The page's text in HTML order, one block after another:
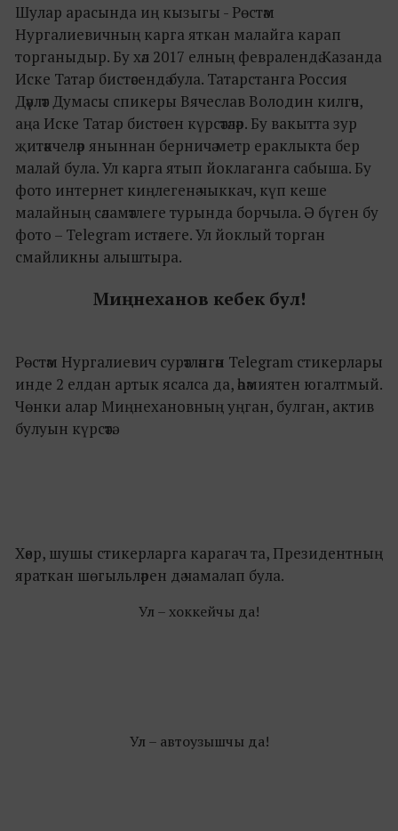
Шулар арасында иң кызыгы - Рөстәм
Нургалиевичның карга яткан малайга карап
торганыдыр. Бу хәл 2017 елның февралендә Казанда
Иске Татар бистәсендә була. Татарстанга Россия
Дәүләт Думасы спикеры Вячеслав Володин килгәч,
аңа Иске Татар бистәсен күрсәтәләр. Бу вакытта зур
җитәкчеләр яныннан берничә метр ераклыкта бер
малай була. Ул карга ятып йоклаганга сабыша. Бу
фото интернет киңлегенә чыккач, күп кеше
малайның сәламәтлеге турында борчыла. Ә бүген бу
фото – Telegram истәлеге. Ул йоклый торган
смайликны алыштыра.
Миңнеханов кебек бул!
Рөстәм Нургалиевич сурәтләнгән Telegram стикерлары
инде 2 елдан артык ясалса да, әһәмиятен югалтмый.
Чөнки алар Миңнехановның уңган, булган, актив
булуын күрсәтә.
Хәер, шушы стикерларга карагач та, Президентның
яраткан шөгыльләрен дә чамалап була.
Ул – хоккейчы да!
Ул – автоузышчы да!